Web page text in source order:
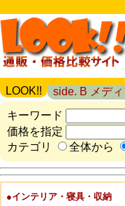
LOOK!! side. B メデ
キーワード
価格を指定
カテゴリ
全体から
●インテリア・寝具・収納